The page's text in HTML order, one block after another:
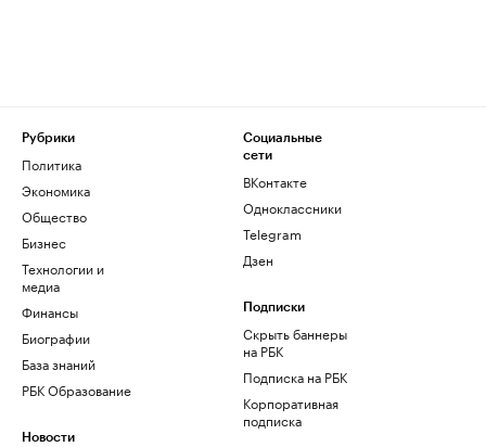
Рубрики
Политика
Экономика
Общество
Бизнес
Технологии и
медиа
Финансы
Биографии
База знаний
РБК Образование
Новости
Социальные
сети
ВКонтакте
Одноклассники
Telegram
Дзен
Подписки
Скрыть баннеры
на РБК
Подписка на РБК
Корпоративная
подписка